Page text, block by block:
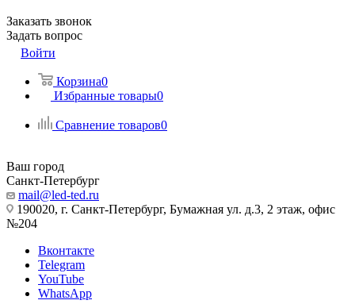
Заказать звонок
Задать вопрос
Войти
Корзина0
Избранные товары0
Сравнение товаров0
Ваш город
Санкт-Петербург
mail@led-ted.ru
190020, г. Санкт-Петербург, Бумажная ул. д.3, 2 этаж, офис
№204
Вконтакте
Telegram
YouTube
WhatsApp